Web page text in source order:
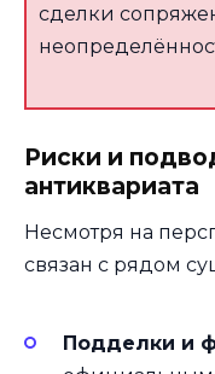
сделки
Риски и
антиквариата
Несмотря на
связан с рядом
Подделки и